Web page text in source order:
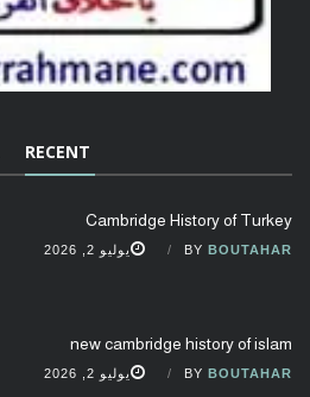
RECENT
Cambridge History of Turkey
BY BOUTAHAR يوليو 2, 2026
new cambridge history of islam
BY BOUTAHAR يوليو 2, 2026